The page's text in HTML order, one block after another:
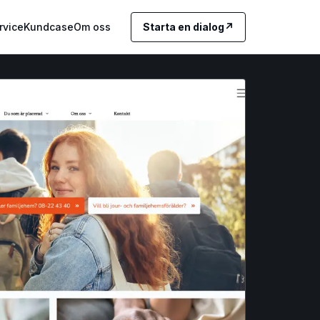
KundcaseOm oss Starta en dialog↗